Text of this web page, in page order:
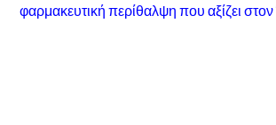
φαρμακευτική περίθαλψη που αξίζει